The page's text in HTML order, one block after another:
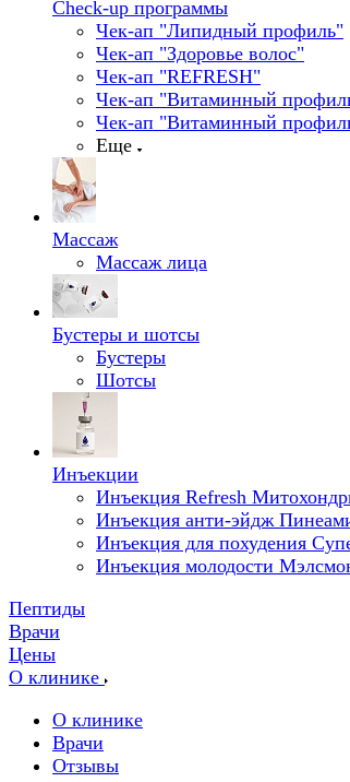
Check-up программы
Чек-ап "Липидный профиль"
Чек-ап "Здоровье волос"
Чек-ап "REFRESH"
Чек-ап "Витаминный
Чек-ап "Витаминный
Еще
Массаж
Массаж лица
Бустеры и шотсы
Бустеры
Шотсы
Инъекции
Инъекция Refresh
Инъекция анти-эйдж
Инъекция для похудения
Инъекция молодости
Пептиды
Врачи
Цены
О клинике
О клинике
Врачи
Отзывы